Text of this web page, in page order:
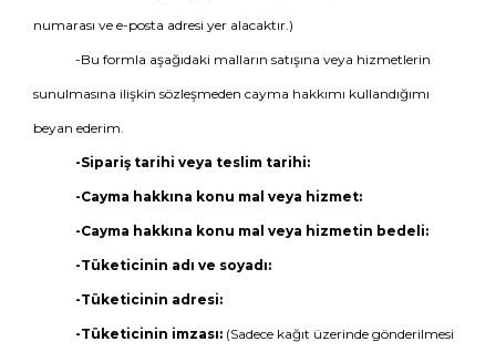
numarası ve e-posta adresi yer alacaktır.)
-Bu formla aşağıdaki malların satışına veya hizmetlerin
sunulmasına ilişkin sözleşmeden cayma hakkımı kullandığımı
beyan ederim.
-Sipariş tarihi veya teslim tarihi:
-Cayma hakkına konu mal veya hizmet:
-Cayma hakkına konu mal veya hizmetin bedeli:
-Tüketicinin adı ve soyadı:
-Tüketicinin adresi:
-Tüketicinin imzası:(Sadece kağıt üzerinde gönderilmesi